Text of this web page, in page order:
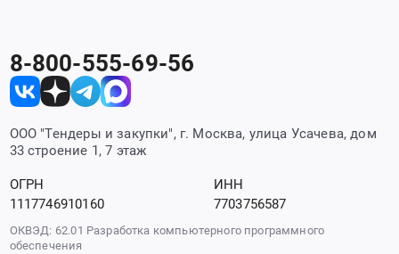
8-800-555-69-56
ООО "Тендеры и закупки", г. Москва, улица Усачева, дом
33 строение 1, 7 этаж
ОГРН
1117746910160
ИНН
7703756587
ОКВЭД: 62.01 Разработка компьютерного программного
обеспечения